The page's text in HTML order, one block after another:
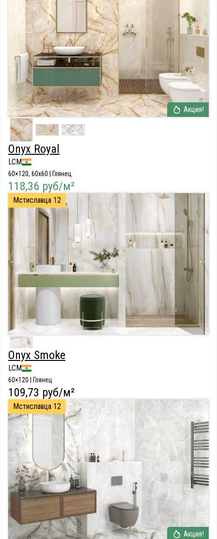
Акция!
Onyx Royal
LCM
60×120, 60x60 | Глянец
118,36 руб/м²
Мстиславца 12
Onyx Smoke
LCM
60×120 | Глянец
109,73 руб/м²
Мстиславца 12
Акция!